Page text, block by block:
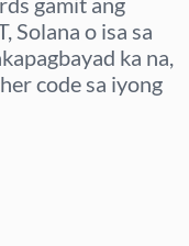
Solana o isa sa
ka na,
code sa iyong